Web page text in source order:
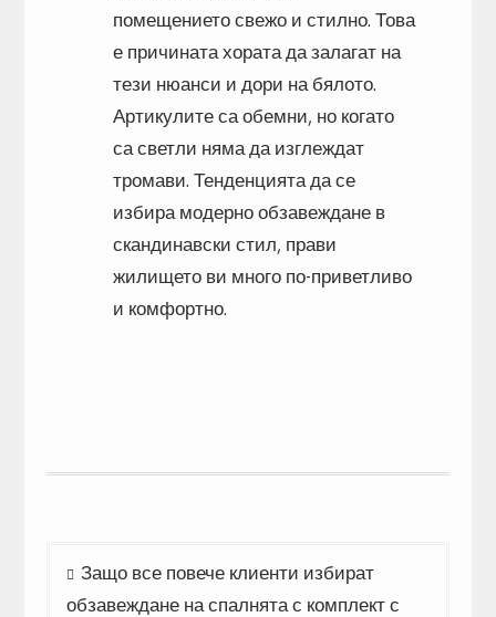
помещението свежо и стилно. Това
е причината хората да залагат на
тези нюанси и дори на бялото.
Артикулите са обемни, но когато
са светли няма да изглеждат
тромави. Тенденцията да се
избира модерно обзавеждане в
скандинавски стил, прави
жилището ви много по-приветливо
и комфортно.
navigation
Защо все повече клиенти избират
обзавеждане на спалнята с комплект с